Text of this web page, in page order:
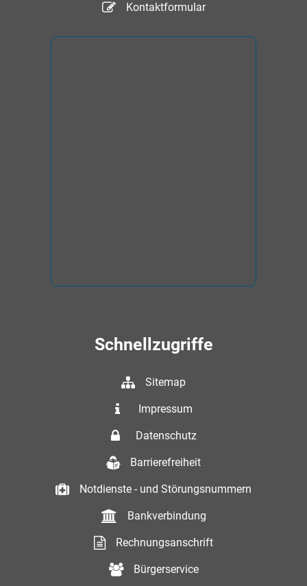
Kontaktformular
Schnellzugriffe
Sitemap
Impressum
Datenschutz
Barrierefreiheit
Notdienste - und Störungsnummern
Bankverbindung
Rechnungsanschrift
Bürgerservice